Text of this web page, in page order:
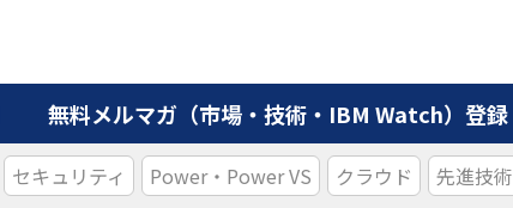
無料メルマガ（市場・技術・IBM Watch）登録
セキュリティ Power・Power VS クラウド 先進技術